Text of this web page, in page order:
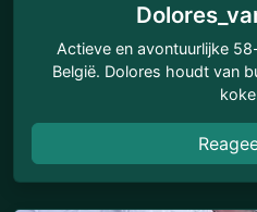
Actieve en avontuurlijke
België. Dolores houdt van